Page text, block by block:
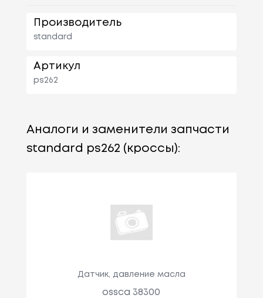
Производитель
standard
Артикул
ps262
Аналоги и заменители запчасти
standard ps262 (кроссы):
Датчик, давление масла
ossca 38300